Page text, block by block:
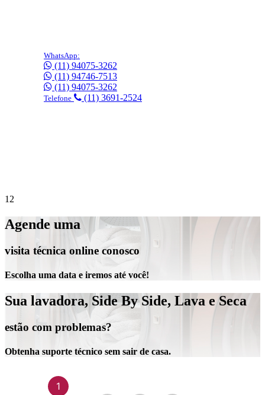
WhatsApp:
(11) 94075-3262
(11) 94746-7513
(11) 94075-3262
Telefone (11) 3691-2524
1 2
Agende uma
visita técnica online conosco
Escolha uma data e iremos até você!
Sua lavadora, Side By Side, Lava e Seca
estão com problemas?
Obtenha suporte técnico sem sair de casa.